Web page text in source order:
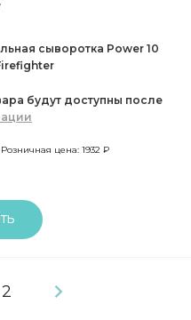
сыворотка Power 10
будут доступны после
Розничная цена: 1932 ₽
2